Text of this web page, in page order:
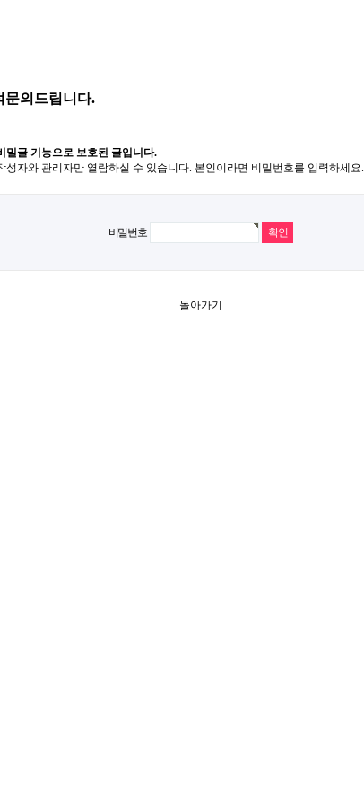
문의드립니다.
밀글 기능으로 보호된 글입니다.
성자와 관리자만 열람하실 수 있습니다. 본인이라면 비밀번호를 입력하세요.
비밀번호
돌아가기